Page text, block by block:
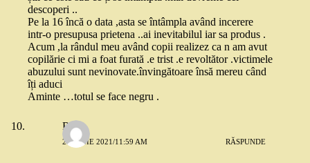
descoperi ..
Pe la 16 încă o data ,asta se întâmpla având incerere
intr-o presupusa prietena ..ai inevitabilul iar sa produs .
Acum ,la rândul meu având copii realizez ca n am avut
copilărie ci mi a foat furată .e trist .e revoltător .victimele
abuzului sunt nevinovate.învingătoare însă mereu când
îți aduci
Aminte …totul se face negru .
Rene
26 IUNIE 2021/11:59 AM RĂSPUNDE